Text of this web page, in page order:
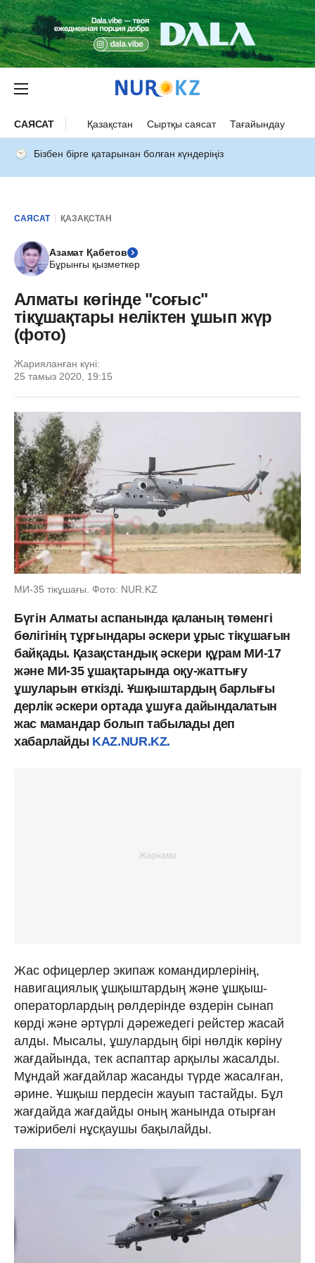
САЯСАТ Қазақстан Сыртқы саясат Тағайындау
Бізбен бірге қатарынан болған күндеріңіз
САЯСАТ ҚАЗАҚСТАН
Азамат Қабетов
Бұрынғы қызметкер
Алматы көгінде "соғыс"
тікұшақтары неліктен ұшып жүр
(фото)
Жарияланған күні:
25 тамыз 2020, 19:15
МИ-35 тікұшағы. Фото: NUR.KZ
Бүгін Алматы аспанында қаланың төменгі
бөлігінің тұрғындары әскери ұрыс тікұшағын
байқады. Қазақстандық әскери құрам МИ-17
және МИ-35 ұшақтарында оқу-жаттығу
ұшуларын өткізді. Ұшқыштардың барлығы
дерлік әскери ортада ұшуға дайындалатын
жас мамандар болып табылады деп
хабарлайды KAZ.NUR.KZ.
Жас офицерлер экипаж командирлерінің,
навигациялық ұшқыштардың және ұшқыш-
операторлардың рөлдерінде өздерін сынап
көрді және әртүрлі дәрежедегі рейстер жасай
алды. Мысалы, ұшулардың бірі нөлдік көріну
жағдайында, тек аспаптар арқылы жасалды.
Мұндай жағдайлар жасанды түрде жасалған,
әрине. Ұшқыш пердесін жауып тастайды. Бұл
жағдайда жағдайды оның жанында отырған
тәжірибелі нұсқаушы бақылайды.